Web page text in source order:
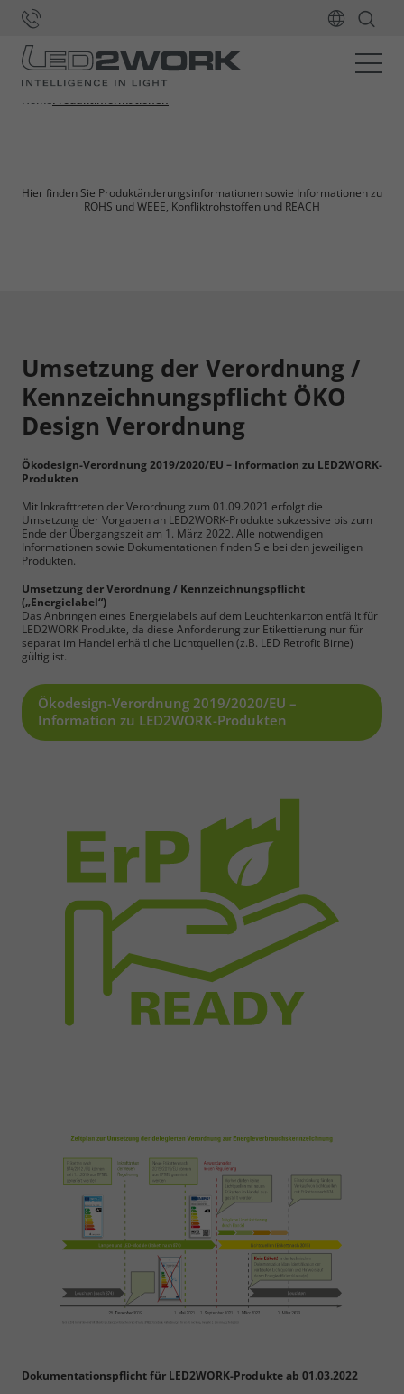
HomeProduktinformationen
Hier finden Sie Produktänderungsinformationen sowie Informationen zu
ROHS und WEEE, Konfliktrohstoffen und REACH
Umsetzung der Verordnung /
Kennzeichnungspflicht ÖKO
Design Verordnung
Ökodesign-Verordnung 2019/2020/EU – Information zu LED2WORK-
Produkten
Mit Inkrafttreten der Verordnung zum 01.09.2021 erfolgt die
Umsetzung der Vorgaben an LED2WORK-Produkte sukzessive bis zum
Ende der Übergangszeit am 1. März 2022. Alle notwendigen
Informationen sowie Dokumentationen finden Sie bei den jeweiligen
Produkten.
Umsetzung der Verordnung / Kennzeichnungspflicht
(„Energielabel“)
Das Anbringen eines Energielabels auf dem Leuchtenkarton entfällt für
LED2WORK Produkte, da diese Anforderung zur Etikettierung nur für
separat im Handel erhältliche Lichtquellen (z.B. LED Retrofit Birne)
gültig ist.
Ökodesign-Verordnung 2019/2020/EU –
Information zu LED2WORK-Produkten
Dokumentationspflicht für LED2WORK-Produkte ab 01.03.2022